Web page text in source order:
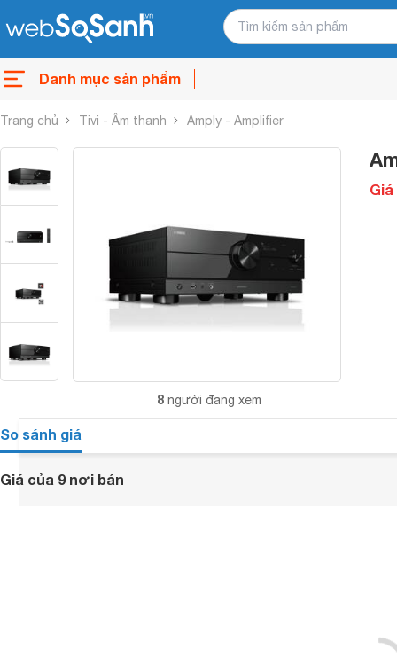
Danh mục sản phẩm
Trang chủ Tivi - Âm thanh Amply - Amplifier
8 người đang xem
Giá
So sánh giá
Giá của 9 nơi bán